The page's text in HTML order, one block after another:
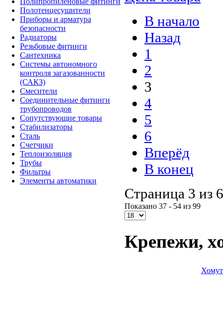
Полотенцесушители
Приборы и арматура
безопасности
Радиаторы
Резьбовые фитинги
Сантехника
Системы автономного
контроля загазованности
(САКЗ)
Смесители
Соединительные фитинги
трубопроводов
Сопутствующие товары
Стабилизаторы
Сталь
Счетчики
Теплоизоляция
Трубы
Фильтры
Элементы автоматики
В начало
Назад
1
2
3
4
5
6
Вперёд
В конец
Страница 3 из 6
Показано 37 - 54 из 99
Крепежи,